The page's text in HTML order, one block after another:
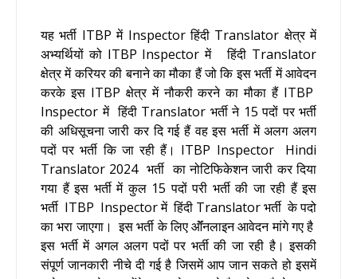
यह भर्ती ITBP में Inspector हिंदी Translator क्षेत्र में
अभ्यर्थियों को ITBP Inspector में हिंदी Translator
क्षेत्र में करियर की बनाने का मौका हैं जो कि इस भर्ती में आवेदन
करके इस ITBP क्षेत्र में नौकरी करने का मौका हैं ITBP
Inspector में हिंदी Translator भर्ती ने 15 पदों पर भर्ती
की अधिसूचना जारी कर दि गई हैं वह इस भर्ती में अलग अलग
पदों पर भर्ती कि जा रही हैं। ITBP Inspector Hindi
Translator 2024 भर्ती का नोटिफिकेशन जारी कर दिया
गया हैं इस भर्ती में कुल 15 पदों परी भर्ती की जा रही हैं इस
भर्ती ITBP Inspector में हिंदी Translator भर्ती के पदो
का भरा जाएगा। इस भर्ती के लिए ऑॅनलाइन आवेदन मांगे गए है
इस भर्ती में अगल अलग पदों पर भर्ती की जा रही है। इसकी
संपूर्ण जानकारी नीचे दी गई है जिसमें आप जान सकते हो इसमें